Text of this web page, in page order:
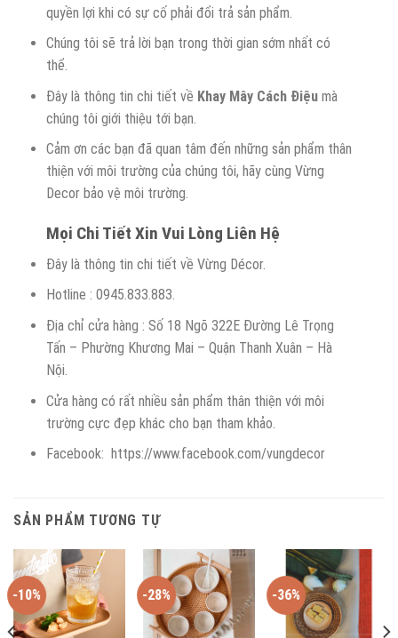
quyền lợi khi có sự cố phải đổi trả sản phẩm.
Chúng tôi sẽ trả lời bạn trong thời gian sớm nhất có
thể.
Đây là thông tin chi tiết về Khay Mây Cách Điệu mà
chúng tôi giới thiệu tới bạn.
Cảm ơn các bạn đã quan tâm đến những sản phẩm thân
thiện với môi trường của chúng tôi, hãy cùng Vừng
Decor bảo vệ môi trường.
Mọi Chi Tiết Xin Vui Lòng Liên Hệ
Đây là thông tin chi tiết về Vừng Décor.
Hotline : 0945.833.883.
Địa chỉ cửa hàng : Số 18 Ngõ 322E Đường Lê Trọng
Tấn – Phường Khương Mai – Quận Thanh Xuân – Hà
Nội.
Cửa hàng có rất nhiều sản phẩm thân thiện với môi
trường cực đẹp khác cho bạn tham khảo.
Facebook: https://www.facebook.com/vungdecor
SẢN PHẨM TƯƠNG TỰ
-10% -28% -36%